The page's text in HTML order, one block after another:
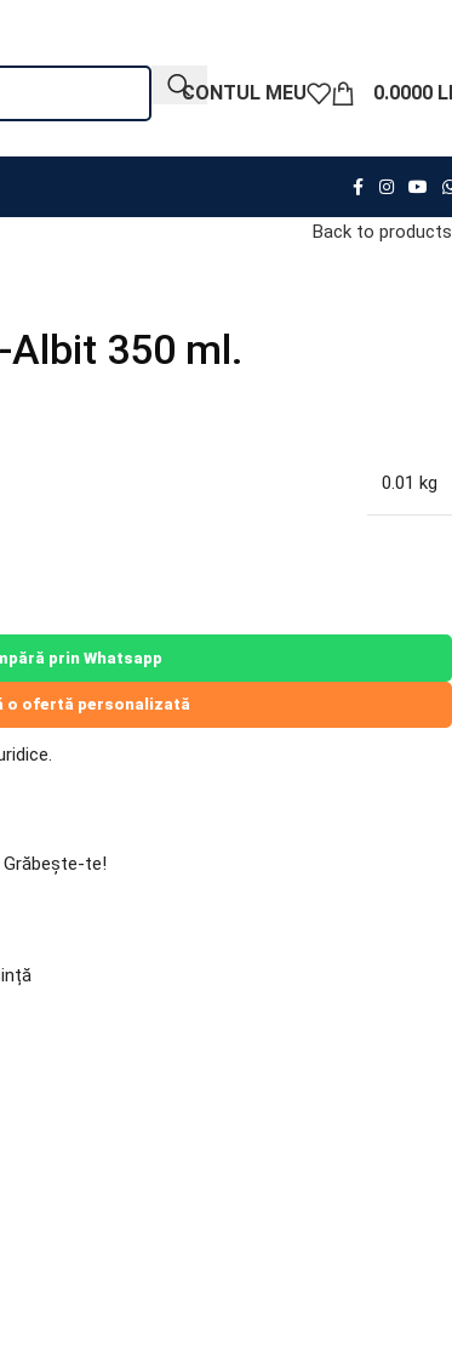
CONTUL MEU 0.0000
Back to products
Albit 350 ml.
0.01 kg
prin Whatsapp
o ofertă personalizată
te!